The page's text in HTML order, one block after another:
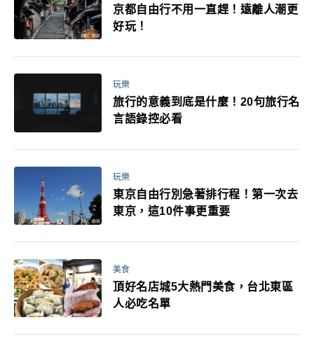
京都自由行不用一直趕！遠離人潮更
好玩！
玩樂
旅行的意義到底是什麼！20句旅行名
言語錄控必看
玩樂
東京自由行別急著排行程！第一次去
東京，這10件事更重要
美食
頂好名店城5大熱門美食，台北東區
人必吃名單